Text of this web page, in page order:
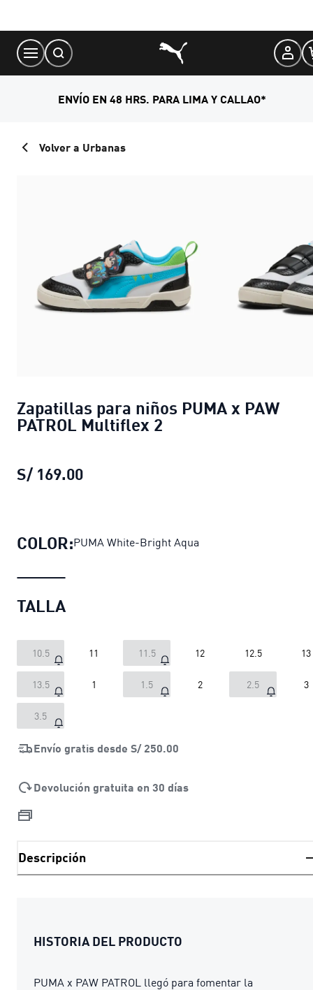
Content
ENVÍO EN 48 HRS. PARA LIMA Y CALLAO*
Volver a Urbanas
Zapatillas para niños PUMA x PAW
PATROL Multiflex 2
S/ 169.00
COLOR:PUMA White-Bright Aqua
TALLA
10.5 11 11.5 12 12.5 13
13.5 1 1.5 2 2.5 3
3.5
Envío gratis desde S/ 250.00
Devolución gratuita en 30 días
Descripción
HISTORIA DEL PRODUCTO
PUMA x PAW PATROL llegó para fomentar la